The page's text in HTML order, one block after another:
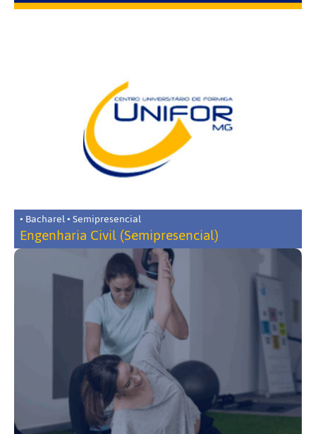
• Bacharel • Semipresencial
Engenharia Civil (Semipresencial)